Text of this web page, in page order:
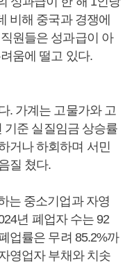
비해 중국과 경쟁에
원들은 성과급이 아
움에 떨고 있다.
. 가계는 고물가와 고
기준 실질임금 상승률
거나 하회하며 서민
질 쳤다.
는 중소기업과 자영
년 폐업자 수는 92
업률은 무려 85.2%까
영업자 부채와 치솟